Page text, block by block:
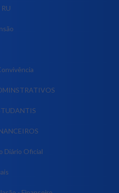
Diário Oficial